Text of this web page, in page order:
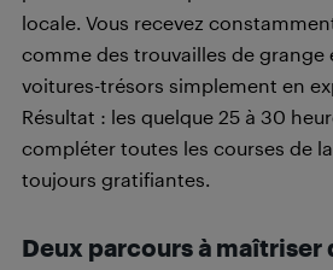
locale. Vous recevez
comme des trouvailles de grange
voitures-trésors simplement en
Résultat : les quelque 25 à 30
compléter toutes les courses de
toujours gratifiantes.
Deux parcours à maîtriser